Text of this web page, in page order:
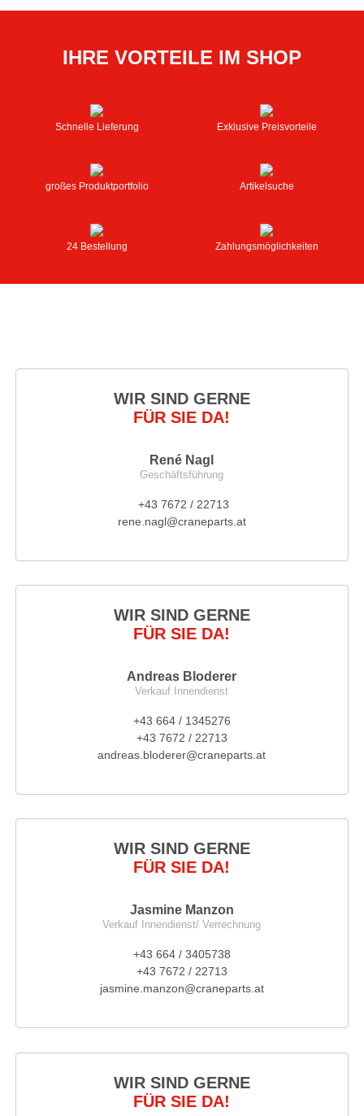
IHRE VORTEILE IM SHOP
Schnelle Lieferung Exklusive Preisvorteile
großes Produktportfolio Artikelsuche
24 Bestellung Zahlungsmöglichkeiten
WIR SIND GERNE
FÜR SIE DA!
René Nagl
Geschäftsführung
+43 7672 / 22713
rene.nagl@craneparts.at
WIR SIND GERNE
FÜR SIE DA!
Andreas Bloderer
Verkauf Innendienst
+43 664 / 1345276
+43 7672 / 22713
andreas.bloderer@craneparts.at
WIR SIND GERNE
FÜR SIE DA!
Jasmine Manzon
Verkauf Innendienst/ Verrechnung
+43 664 / 3405738
+43 7672 / 22713
jasmine.manzon@craneparts.at
WIR SIND GERNE
FÜR SIE DA!